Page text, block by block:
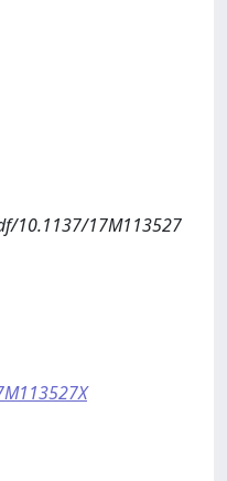
10.1137/17M113527